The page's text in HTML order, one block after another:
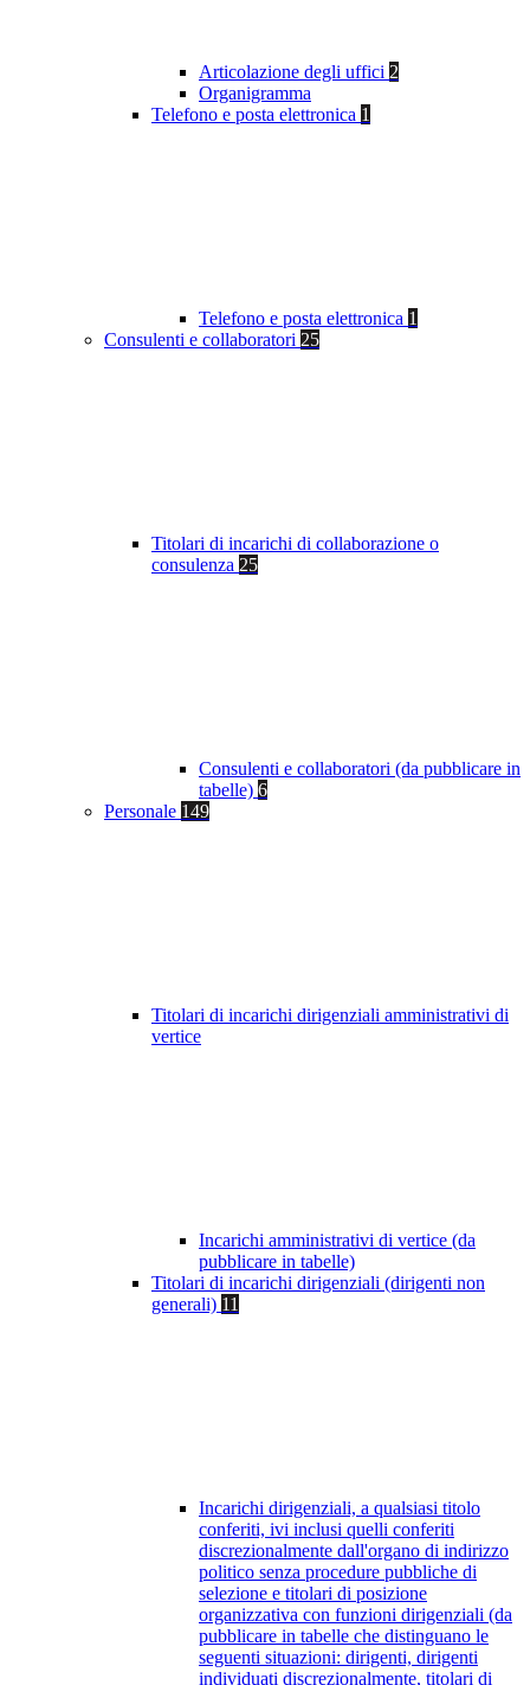
Articolazione degli uffici 2
Organigramma
Telefono e posta elettronica 1
Telefono e posta elettronica 1
Consulenti e collaboratori 25
Titolari di incarichi di collaborazione o
consulenza 25
Consulenti e collaboratori (da pubblicare in
tabelle) 6
Personale 149
Titolari di incarichi dirigenziali amministrativi di
vertice
Incarichi amministrativi di vertice (da
pubblicare in tabelle)
Titolari di incarichi dirigenziali (dirigenti non
generali) 11
Incarichi dirigenziali, a qualsiasi titolo
conferiti, ivi inclusi quelli conferiti
discrezionalmente dall'organo di indirizzo
politico senza procedure pubbliche di
selezione e titolari di posizione
organizzativa con funzioni dirigenziali (da
pubblicare in tabelle che distinguano le
seguenti situazioni: dirigenti, dirigenti
individuati discrezionalmente, titolari di